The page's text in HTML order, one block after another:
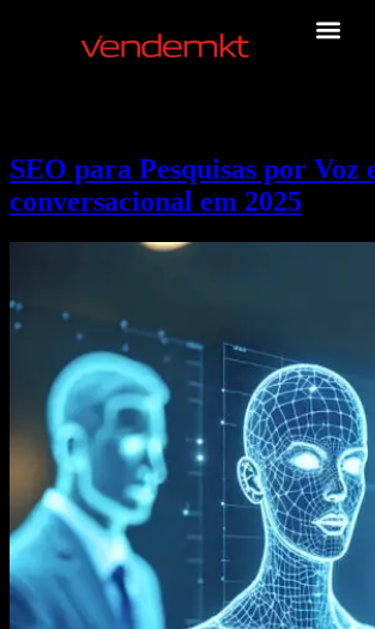
SEO para Pesquisas por Voz
conversacional em 2025